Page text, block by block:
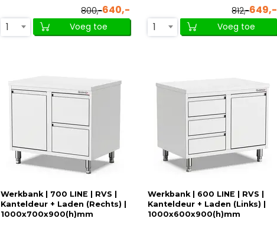
800,-640,-
1
Voeg toe
812,-649,-
1
Voeg toe
Werkbank | 700 LINE | RVS |
Kanteldeur + Laden (Rechts) |
1000x700x900(h)mm
Werkbank | 600 LINE | RVS |
Kanteldeur + Laden (Links) |
1000x600x900(h)mm